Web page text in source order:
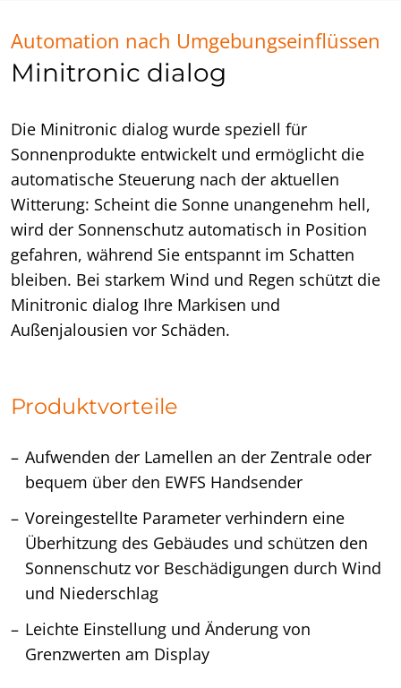
Automation nach Umgebungseinflüssen
Minitronic dialog
Die Minitronic dialog wurde speziell für
Sonnenprodukte entwickelt und ermöglicht die
automatische Steuerung nach der aktuellen
Witterung: Scheint die Sonne unangenehm hell,
wird der Sonnenschutz automatisch in Position
gefahren, während Sie entspannt im Schatten
bleiben. Bei starkem Wind und Regen schützt die
Minitronic dialog Ihre Markisen und
Außenjalousien vor Schäden.
Produktvorteile
Aufwenden der Lamellen an der Zentrale oder
bequem über den EWFS Handsender
Voreingestellte Parameter verhindern eine
Überhitzung des Gebäudes und schützen den
Sonnenschutz vor Beschädigungen durch Wind
und Niederschlag
Leichte Einstellung und Änderung von
Grenzwerten am Display